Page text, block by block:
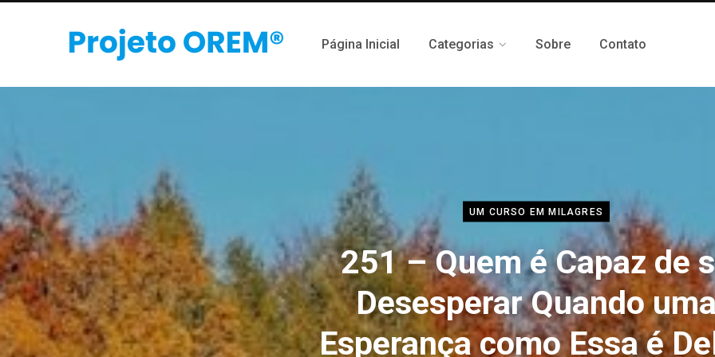
Página Inicial Categorias Sobre Contato
UM CURSO EM MILAGRES
251 – Quem é Capaz de
Desesperar Quando
Esperança como Essa é